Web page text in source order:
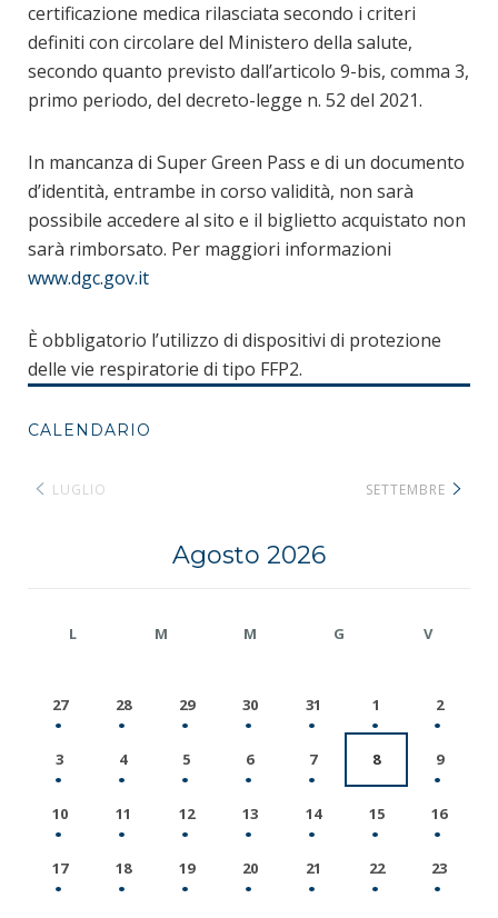
certificazione medica rilasciata secondo i criteri
definiti con circolare del Ministero della salute,
secondo quanto previsto dall’articolo 9-bis, comma 3,
primo periodo, del decreto-legge n. 52 del 2021.
In mancanza di Super Green Pass e di un documento
d’identità, entrambe in corso validità, non sarà
possibile accedere al sito e il biglietto acquistato non
sarà rimborsato. Per maggiori informazioni
www.dgc.gov.it
È obbligatorio l’utilizzo di dispositivi di protezione
delle vie respiratorie di tipo FFP2.
CALENDARIO
LUGLIO
Agosto 2026
SETTEMBRE
L M M G V
27 28 29 30 31 1 2
3 4 5 6 7 8 9
10 11 12 13 14 15 16
17 18 19 20 21 22 23